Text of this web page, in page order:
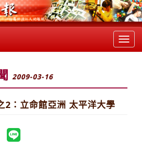
2009-03-16
：立命館亞洲 太平洋大學